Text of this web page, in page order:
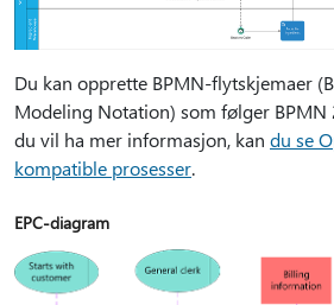
Du kan opprette BPMN-flytskjemaer
Modeling Notation) som følger BPMN
du vil ha mer informasjon, kan du se
kompatible prosesser.
EPC-diagram